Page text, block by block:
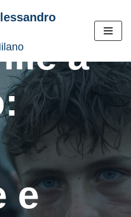
a
e